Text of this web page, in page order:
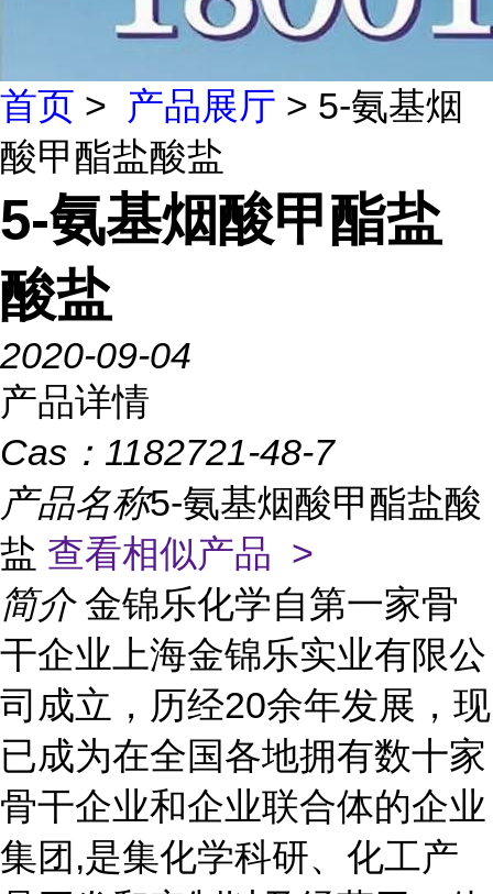
首页 > 产品展厅 > 5-氨基烟
酸甲酯盐酸盐
5-氨基烟酸甲酯盐
酸盐
2020-09-04
产品详情
Cas： 1182721-48-7
产品名称5-氨基烟酸甲酯盐酸
盐 查看相似产品 >
简介 金锦乐化学自第一家骨
干企业上海金锦乐实业有限公
司成立，历经20余年发展，现
已成为在全国各地拥有数十家
骨干企业和企业联合体的企业
集团,是集化学科研、化工产